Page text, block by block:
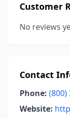
Customer
No reviews
Contact
Phone: (800)
Website: